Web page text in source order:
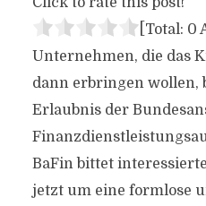
[Total: 0
Unternehmen, die das
dann erbringen wollen,
Erlaubnis der
BaFin bittet
jetzt um eine formlose